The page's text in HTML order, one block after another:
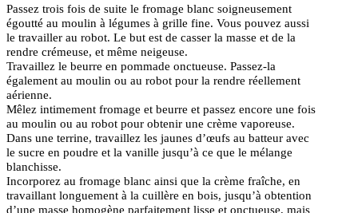
Passez trois fois de suite le fromage blanc soigneusement
égoutté au moulin à légumes à grille fine. Vous pouvez aussi
le travailler au robot. Le but est de casser la masse et de la
rendre crémeuse, et même neigeuse.
Travaillez le beurre en pommade onctueuse. Passez-la
également au moulin ou au robot pour la rendre réellement
aérienne.
Mêlez intimement fromage et beurre et passez encore une fois
au moulin ou au robot pour obtenir une crème vaporeuse.
Dans une terrine, travaillez les jaunes d’œufs au batteur avec
le sucre en poudre et la vanille jusqu’à ce que le mélange
blanchisse.
Incorporez au fromage blanc ainsi que la crème fraîche, en
travaillant longuement à la cuillère en bois, jusqu’à obtention
d’une masse homogène parfaitement lisse et onctueuse, mais